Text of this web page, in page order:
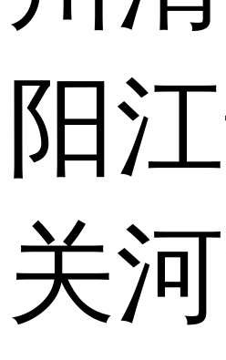
阳江
关